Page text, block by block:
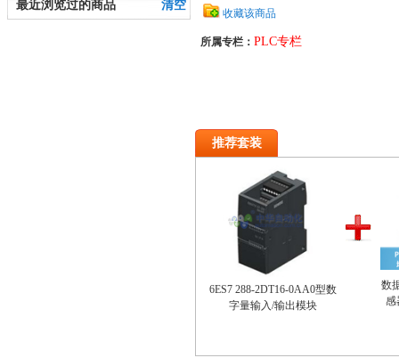
收藏该商品
所属专栏： PLC专栏
推荐套装
6ES7 288-2DT16-0AA0型数
字量输入/输出模块
数
感
清空
最近浏览过的商品